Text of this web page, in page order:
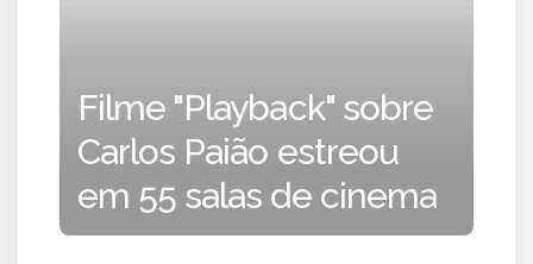
Filme "Playback" sobre
Carlos Paião estreou
em 55 salas de cinema